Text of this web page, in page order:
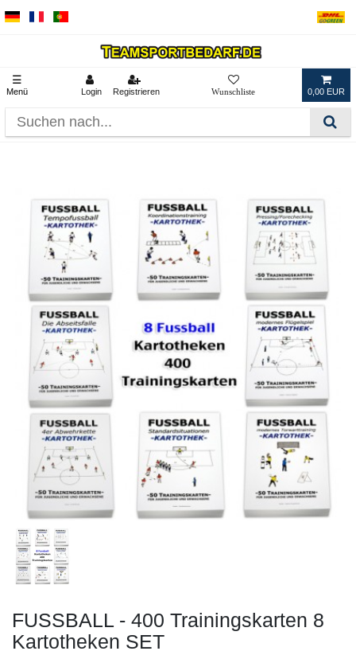
☰
Menü Login Registrieren 0,00 EUR
FUSSBALL - 400 Trainingskarten 8
Kartotheken SET